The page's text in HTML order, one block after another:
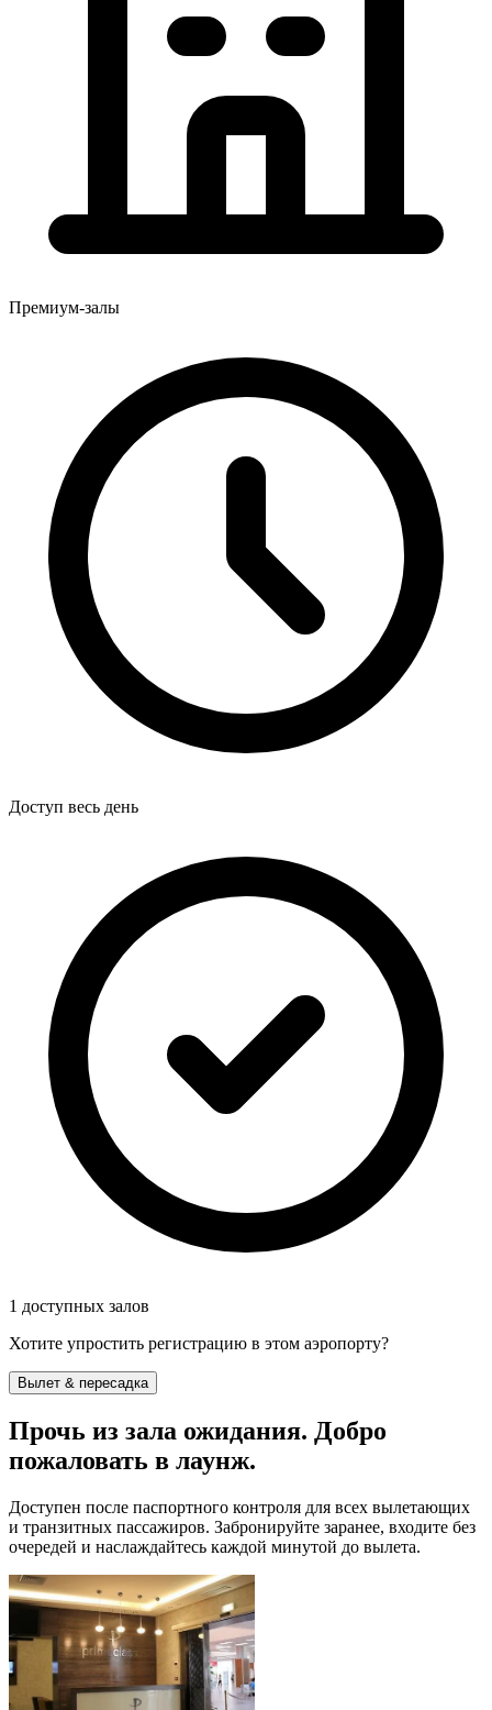
Премиум-залы
Доступ весь день
1 доступных залов
Хотите упростить регистрацию в этом аэропорту?
Вылет & пересадка
Прочь из зала ожидания. Добро
пожаловать в лаунж.
Доступен после паспортного контроля для всех вылетающих
и транзитных пассажиров. Забронируйте заранее, входите без
очередей и наслаждайтесь каждой минутой до вылета.